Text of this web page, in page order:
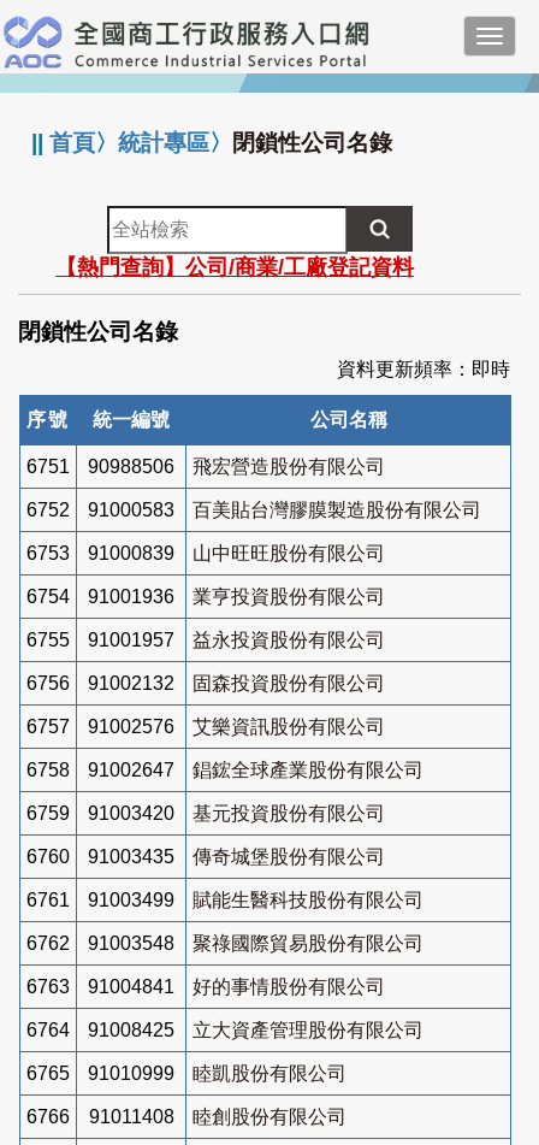
跳
到
主
要
:::
||首頁〉統計專區〉 閉鎖性公司名錄
全
站
檢
索
【熱門查詢】公司/商業/工廠登記資料
閉鎖性公司名錄
資料更新頻率：即時
序號 統一編號 公司名稱
6751 90988506 飛宏營造股份有限公司
6752 91000583 百美貼台灣膠膜製造股份有限公司
6753 91000839 山中旺旺股份有限公司
6754 91001936 業亨投資股份有限公司
6755 91001957 益永投資股份有限公司
6756 91002132 固森投資股份有限公司
6757 91002576 艾樂資訊股份有限公司
6758 91002647 錩鋐全球產業股份有限公司
6759 91003420 基元投資股份有限公司
6760 91003435 傳奇城堡股份有限公司
6761 91003499 賦能生醫科技股份有限公司
6762 91003548 聚祿國際貿易股份有限公司
6763 91004841 好的事情股份有限公司
6764 91008425 立大資產管理股份有限公司
6765 91010999 睦凱股份有限公司
6766 91011408 睦創股份有限公司